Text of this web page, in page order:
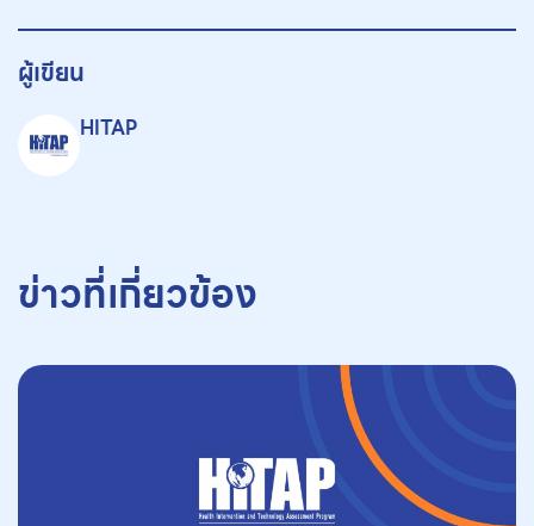
ผู้เขียน
HITAP
ข่าวที่เกี่ยวข้อง